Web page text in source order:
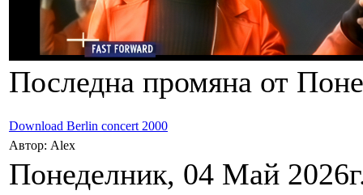
Последна промяна от
Download Berlin concert 2000
Автор: Alex
Понеделник, 04 Май